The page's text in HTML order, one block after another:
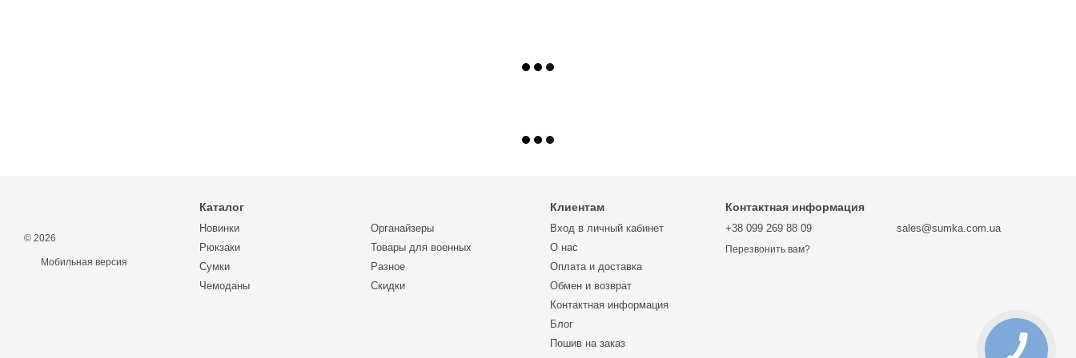
© 2026
Мобильная версия
Каталог
Новинки
Рюкзаки
Сумки
Чемоданы
Органайзеры
Товары для военных
Разное
Скидки
Клиентам
Вход в личный кабинет
О нас
Оплата и доставка
Обмен и возврат
Контактная информация
Блог
Пошив на заказ
Контактная информация
+38 099 269 88 09
Перезвонить вам?
sales@sumka.com.ua